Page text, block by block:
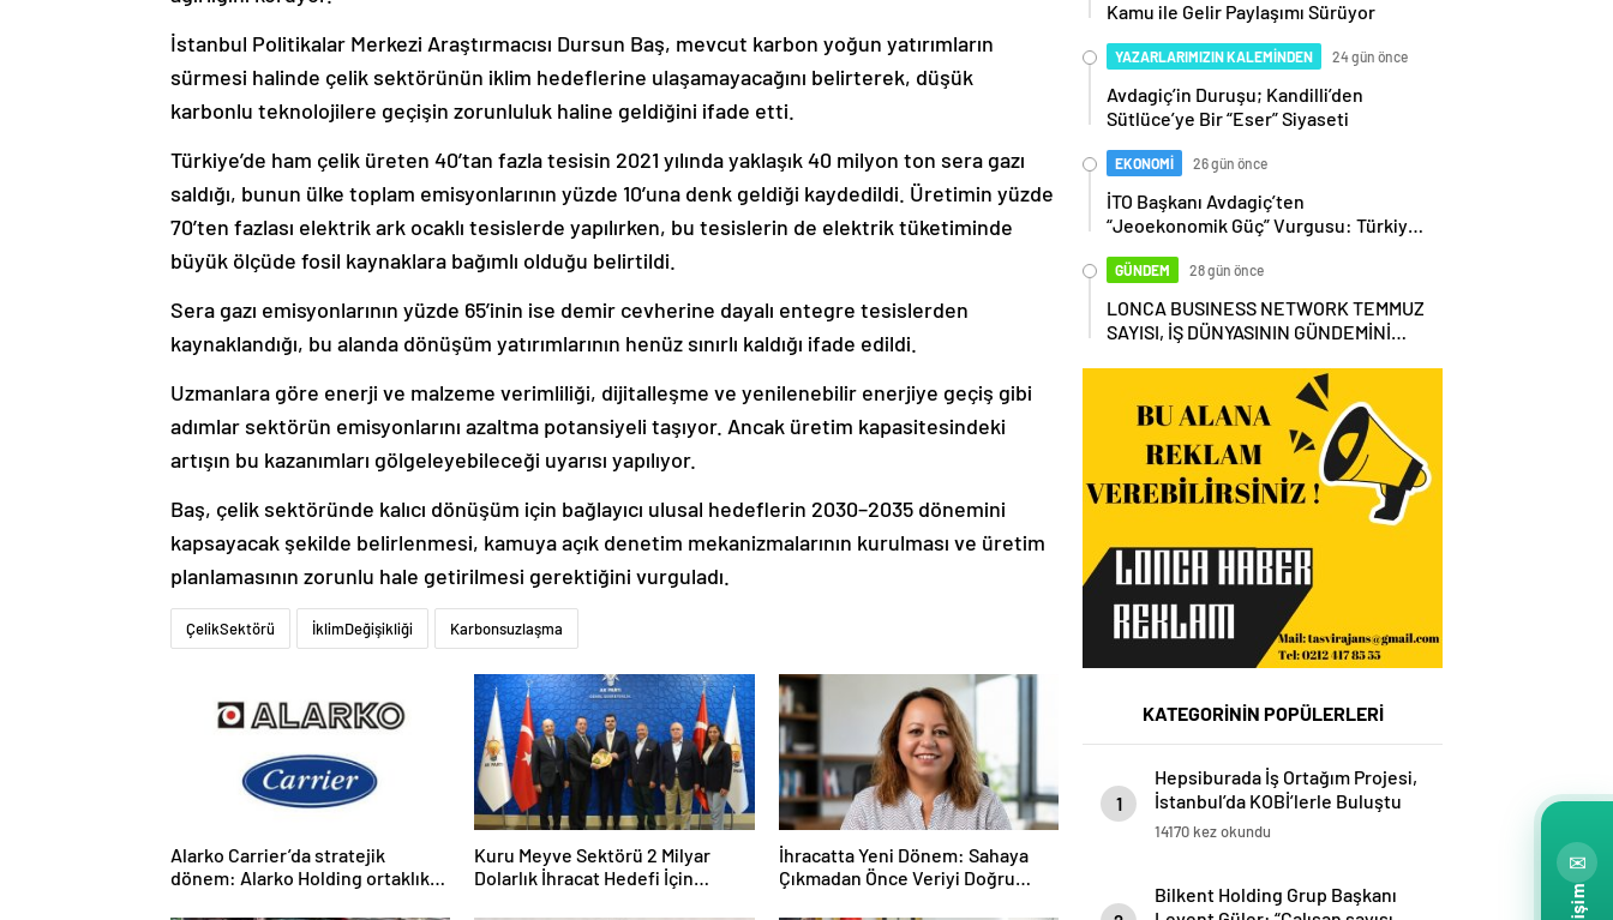
İstanbul Politikalar Merkezi Araştırmacısı Dursun Baş, mevcut karbon yoğun yatırımların
sürmesi halinde çelik sektörünün iklim hedeflerine ulaşamayacağını belirterek, düşük
karbonlu teknolojilere geçişin zorunluluk haline geldiğini ifade etti.
Türkiye’de ham çelik üreten 40’tan fazla tesisin 2021 yılında yaklaşık 40 milyon ton sera gazı
saldığı, bunun ülke toplam emisyonlarının yüzde 10’una denk geldiği kaydedildi. Üretimin yüzde
70’ten fazlası elektrik ark ocaklı tesislerde yapılırken, bu tesislerin de elektrik tüketiminde
büyük ölçüde fosil kaynaklara bağımlı olduğu belirtildi.
Sera gazı emisyonlarının yüzde 65’inin ise demir cevherine dayalı entegre tesislerden
kaynaklandığı, bu alanda dönüşüm yatırımlarının henüz sınırlı kaldığı ifade edildi.
Uzmanlara göre enerji ve malzeme verimliliği, dijitalleşme ve yenilenebilir enerjiye geçiş gibi
adımlar sektörün emisyonlarını azaltma potansiyeli taşıyor. Ancak üretim kapasitesindeki
artışın bu kazanımları gölgeleyebileceği uyarısı yapılıyor.
Baş, çelik sektöründe kalıcı dönüşüm için bağlayıcı ulusal hedeflerin 2030–2035 dönemini
kapsayacak şekilde belirlenmesi, kamuya açık denetim mekanizmalarının kurulması ve üretim
planlamasının zorunlu hale getirilmesi gerektiğini vurguladı.
ÇelikSektörü İklimDeğişikliği Karbonsuzlaşma
Alarko Carrier’da stratejik
dönem: Alarko Holding ortaklık
Kuru Meyve Sektörü 2 Milyar
Dolarlık İhracat Hedefi İçin
İhracatta Yeni Dönem: Sahaya
Çıkmadan Önce Veriyi Doğru
Kamu ile Gelir Paylaşımı Sürüyor
YAZARLARIMIZIN KALEMİNDEN 24 gün önce
Avdagiç’in Duruşu; Kandilli’den
Sütlüce’ye Bir “Eser” Siyaseti
EKONOMİ 26 gün önce
İTO Başkanı Avdagiç’ten
“Jeoekonomik Güç” Vurgusu: Türkiye,
Olmalı
GÜNDEM 28 gün önce
LONCA BUSINESS NETWORK TEMMUZ
SAYISI, İŞ DÜNYASININ GÜNDEMİNİ
KATEGORİNİN POPÜLERLERİ
1
Hepsiburada İş Ortağım Projesi,
İstanbul’da KOBİ’lerle Buluştu
14170 kez okundu
Bilkent Holding Grup Başkanı
✉